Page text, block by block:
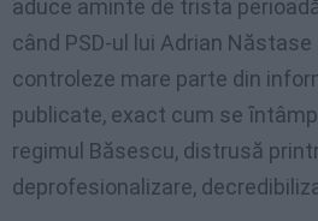
aduce aminte de trista
când PSD-ul lui Adrian
controleze mare parte din
publicate, exact cum se
regimul Băsescu, distrusă
deprofesionalizare,